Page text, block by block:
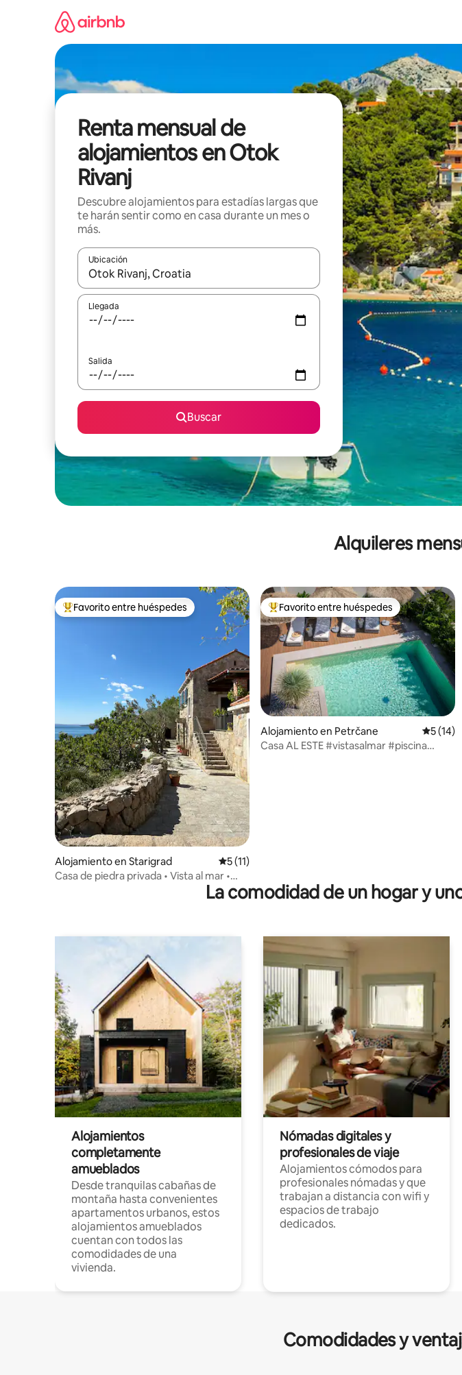
Renta mensual de
alojamientos en Otok
Rivanj
Descubre alojamientos para estadías largas que
te harán sentir como en casa durante un mes o
más.
Ubicación
Cuando los resultados estén disponibles, navega con las teclas de flecha hacia
Llegada
Salida
Buscar
Alquileres
Favorito entre huéspedes preferido
Favorito entre huéspedes
Alojamiento en Starigrad Calificación promedio: 5 de 5, 11 reseñas
5 (11)
Casa de piedra privada • Vista al mar •
Favorito entre huéspedes preferido
Favorito entre huéspedes
Alojamiento en Petrčane
5 (14)
Casa AL ESTE #vistasalmar #piscina
La comodidad de un hogar y
Alojamientos
completamente
amueblados
Desde tranquilas cabañas de
montaña hasta convenientes
apartamentos urbanos, estos
alojamientos amueblados
cuentan con todos las
comodidades de una
vivienda.
Nómadas digitales y
profesionales de viaje
Alojamientos cómodos para
profesionales nómadas y que
trabajan a distancia con wifi y
espacios de trabajo
dedicados.
Comodidades y